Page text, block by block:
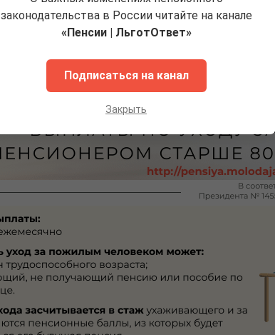
законодательства в России читайте на канале
«Пенсии | ЛьготОтвет»
Подписаться на канал
Закрыть